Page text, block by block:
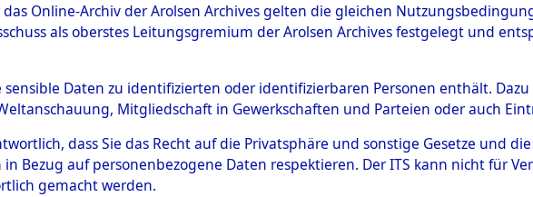
ARCHIVALE ÜBERSICHT BILD
→Stadtkreis Solingen→
0091 (101105033)
Online-Archiv der Arolsen Archives gelten die gleichen
als oberstes Leitungsgremium der Arolsen Archives festgelegt und
sensible Daten zu identifizierten oder identifizierbaren Personen enthält.
Mitgliedschaft in Gewerkschaften und Parteien oder auch
dass Sie das Recht auf die Privatsphäre und sonstige Gesetze und
Bezug auf personenbezogene Daten respektieren. Der ITS kann nicht für
gemacht werden.